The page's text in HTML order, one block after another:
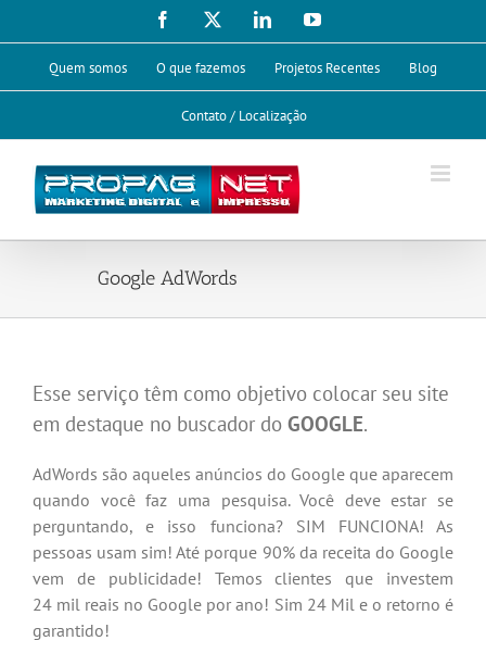
conteúdo
Facebook LinkedInYouTube
Quem somos O que fazemos Projetos Recentes Blog
Contato / Localização
Google AdWords
Esse serviço têm como objetivo colocar seu site
em destaque no buscador do GOOGLE.
AdWords são aqueles anúncios do Google que aparecem
quando você faz uma pesquisa. Você deve estar se
perguntando, e isso funciona? SIM FUNCIONA! As
pessoas usam sim! Até porque 90% da receita do Google
vem de publicidade! Temos clientes que investem
24 mil reais no Google por ano! Sim 24 Mil e o retorno é
garantido!